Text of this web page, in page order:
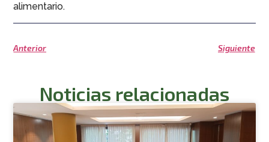
alimentario.
Anterior Siguiente
Noticias relacionadas